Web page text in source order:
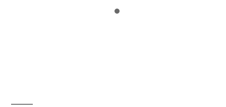
Percaya Saja, Maka Mukjizat akan